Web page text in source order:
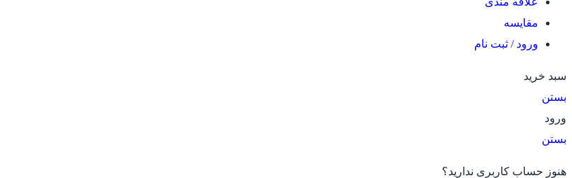
مقایسه
ورود / ثبت نام
سبد خرید
بستن
ورود
بستن
هنوز حساب کاربری ندارید؟